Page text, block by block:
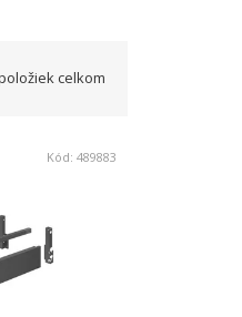
celkom
Kód: 489883